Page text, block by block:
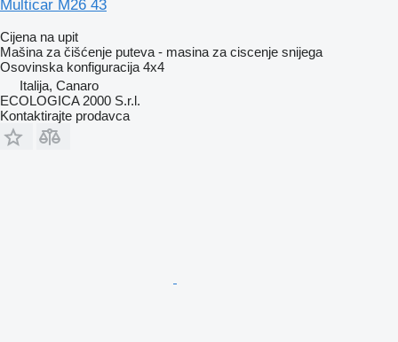
Multicar M26 43
Cijena na upit
Mašina za čišćenje puteva - masina za ciscenje snijega
Osovinska konfiguracija 4x4
Italija, Canaro
ECOLOGICA 2000 S.r.l.
Kontaktirajte prodavca